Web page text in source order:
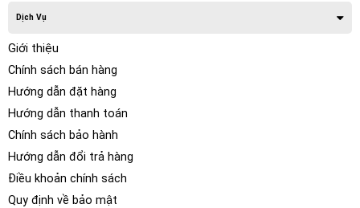
Dịch Vụ
Giới thiệu
Chính sách bán hàng
Hướng dẫn đặt hàng
Hướng dẫn thanh toán
Chính sách bảo hành
Hướng dẫn đổi trả hàng
Điều khoản chính sách
Quy định về bảo mật